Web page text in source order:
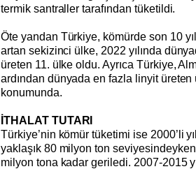
termik santraller tarafından tüketildi.
Öte yandan Türkiye, kömürde son 10
artan sekizinci ülke, 2022 yılında
üreten 11. ülke oldu. Ayrıca Türkiye,
ardından dünyada en fazla linyit
konumunda.
İTHALAT TUTARI
Türkiye’nin kömür tüketimi ise 2000’li
yaklaşık 80 milyon ton seviyesindeyken
milyon tona kadar geriledi. 2007-2015